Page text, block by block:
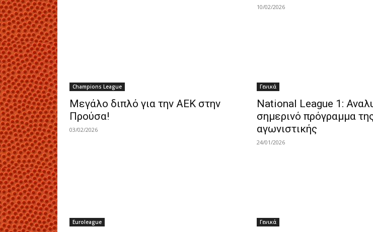
10/02/2026
Champions League
Μεγάλο διπλό για την ΑΕΚ στην
Προύσα!
03/02/2026
Γενικά
National League 1:
σημερινό πρόγραμμα
αγωνιστικής
24/01/2026
Euroleague Γενικά